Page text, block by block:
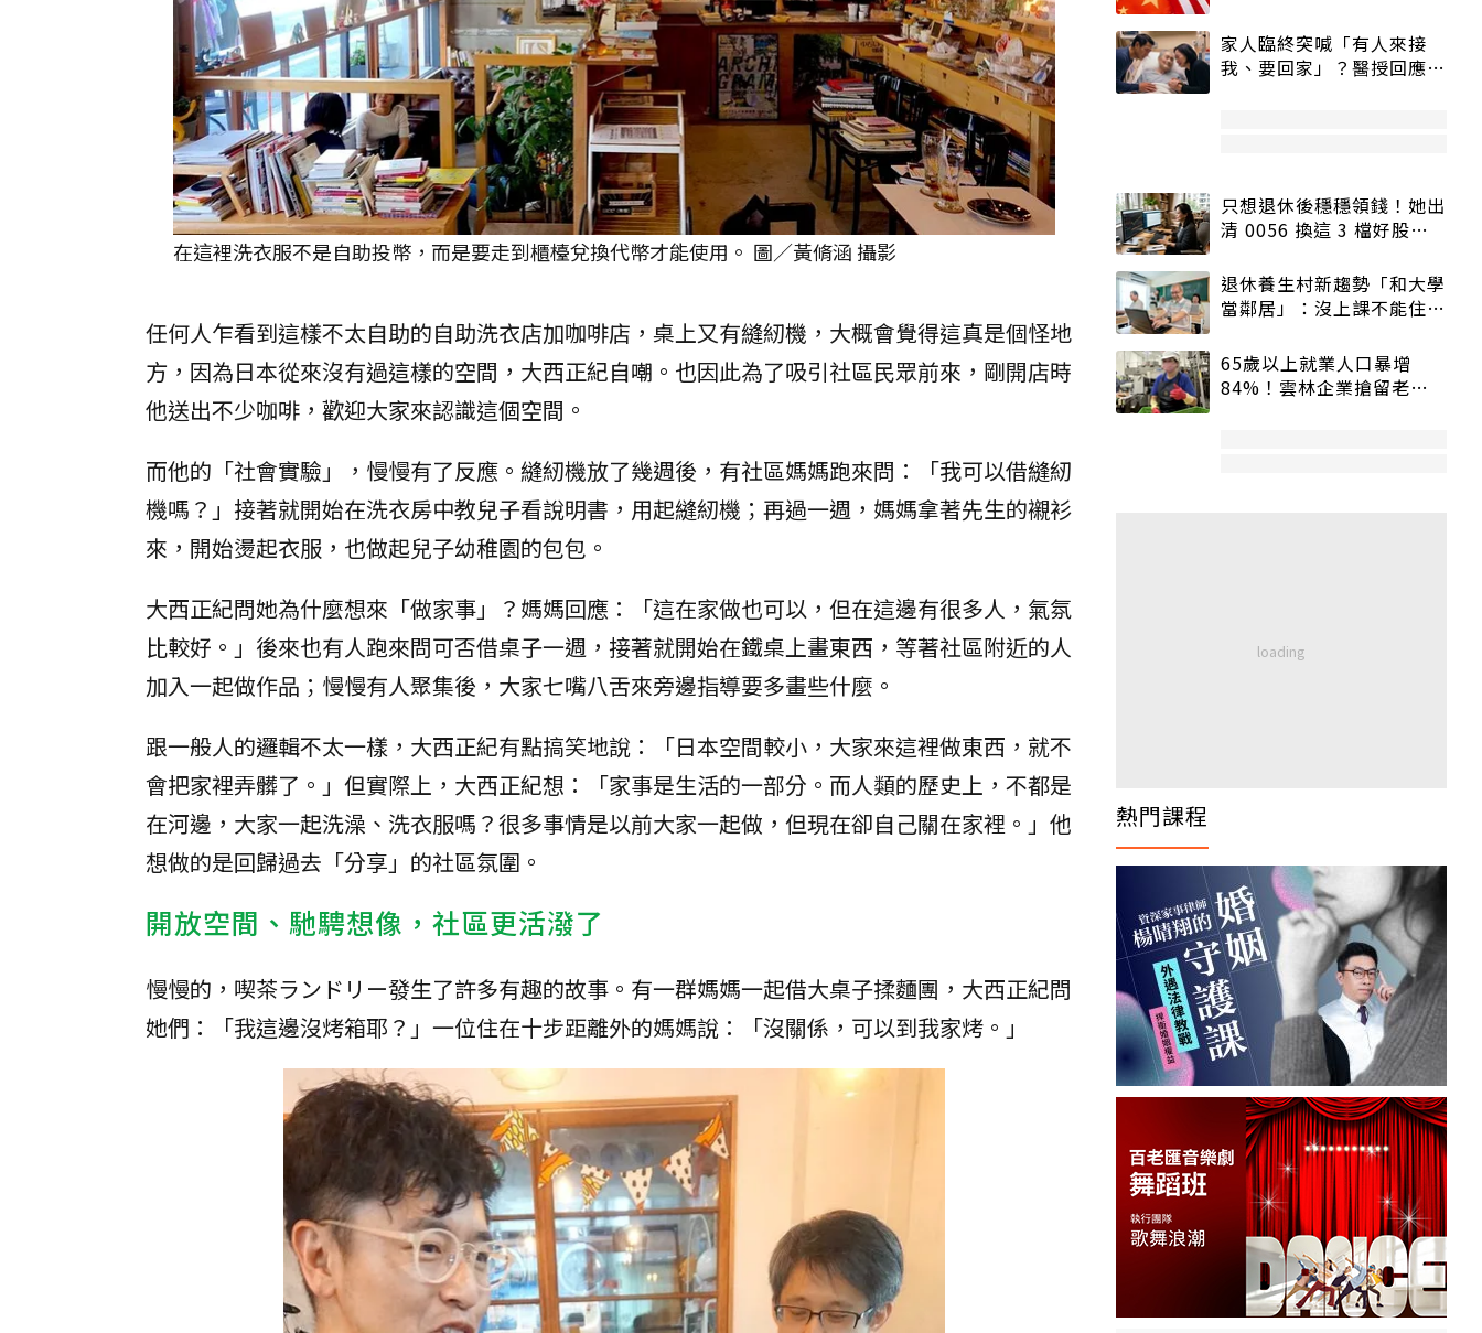
在這裡洗衣服不是自助投幣，而是要走到櫃檯兌換代幣才能使用。 圖／黃脩涵 攝影
任何人乍看到這樣不太自助的自助洗衣店加咖啡店，桌上又有縫紉機，大概會覺得這真是個怪地
方，因為日本從來沒有過這樣的空間，大西正紀自嘲。也因此為了吸引社區民眾前來，剛開店時
他送出不少咖啡，歡迎大家來認識這個空間。
而他的「社會實驗」，慢慢有了反應。縫紉機放了幾週後，有社區媽媽跑來問：「我可以借縫紉
機嗎？」接著就開始在洗衣房中教兒子看說明書，用起縫紉機；再過一週，媽媽拿著先生的襯衫
來，開始燙起衣服，也做起兒子幼稚園的包包。
大西正紀問她為什麼想來「做家事」？媽媽回應：「這在家做也可以，但在這邊有很多人，氣氛
比較好。」後來也有人跑來問可否借桌子一週，接著就開始在鐵桌上畫東西，等著社區附近的人
加入一起做作品；慢慢有人聚集後，大家七嘴八舌來旁邊指導要多畫些什麼。
跟一般人的邏輯不太一樣，大西正紀有點搞笑地說：「日本空間較小，大家來這裡做東西，就不
會把家裡弄髒了。」但實際上，大西正紀想：「家事是生活的一部分。而人類的歷史上，不都是
在河邊，大家一起洗澡、洗衣服嗎？很多事情是以前大家一起做，但現在卻自己關在家裡。」他
想做的是回歸過去「分享」的社區氛圍。
開放空間、馳騁想像，社區更活潑了
慢慢的，喫茶ランドリー發生了許多有趣的故事。有一群媽媽一起借大桌子揉麵團，大西正紀問
她們：「我這邊沒烤箱耶？」一位住在十步距離外的媽媽說：「沒關係，可以到我家烤。」
家人臨終突喊「有人來接
我、要回家」？醫授回應方
只想退休後穩穩領錢！她出
清 0056 換這 3 檔好股：
退休養生村新趨勢「和大學
當鄰居」：沒上課不能住、
65歲以上就業人口暴增
84%！雲林企業搶留老員
熱門課程